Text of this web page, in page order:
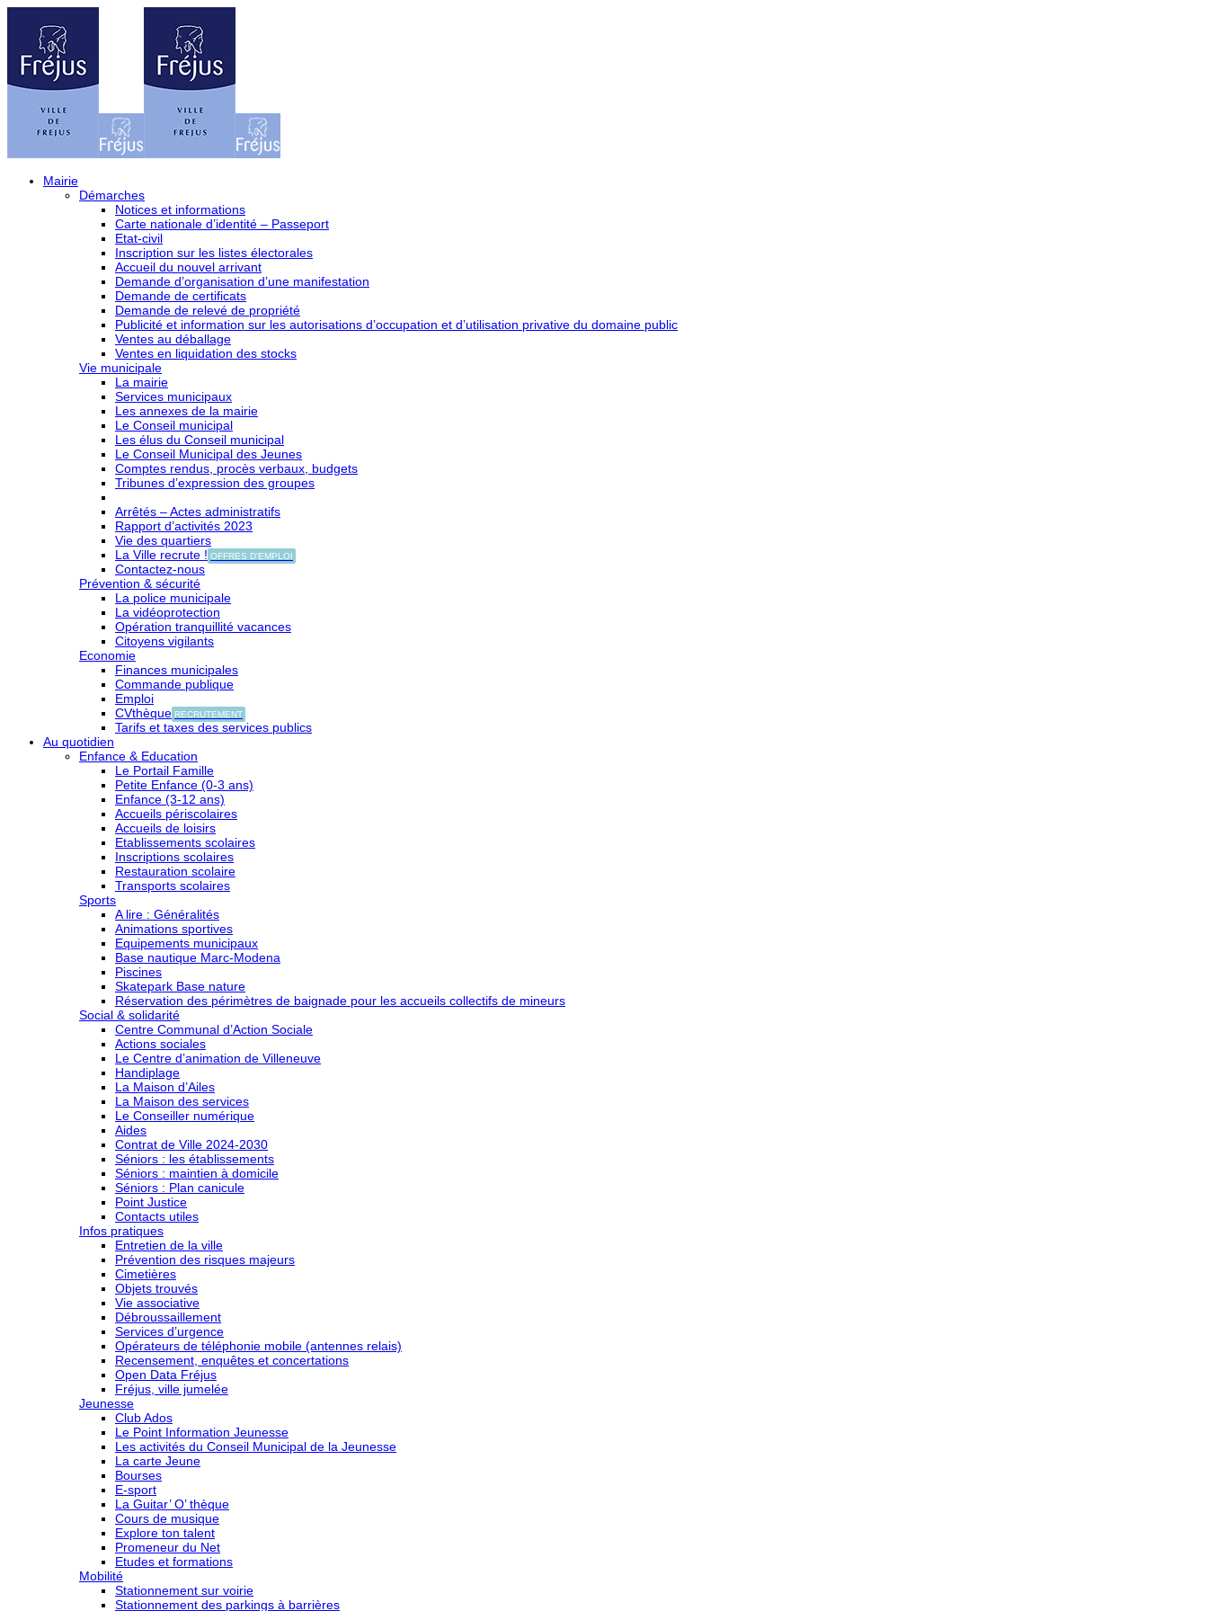
Mairie
Démarches
Notices et informations
Carte nationale d’identité – Passeport
Etat-civil
Inscription sur les listes électorales
Accueil du nouvel arrivant
Demande d’organisation d’une manifestation
Demande de certificats
Demande de relevé de propriété
Publicité et information sur les autorisations d’occupation et d’utilisation privative du domaine public
Ventes au déballage
Ventes en liquidation des stocks
Vie municipale
La mairie
Services municipaux
Les annexes de la mairie
Le Conseil municipal
Les élus du Conseil municipal
Le Conseil Municipal des Jeunes
Comptes rendus, procès verbaux, budgets
Tribunes d’expression des groupes
Arrêtés – Actes administratifs
Rapport d’activités 2023
Vie des quartiers
La Ville recrute ! OFFRES D'EMPLOI
Contactez-nous
Prévention & sécurité
La police municipale
La vidéoprotection
Opération tranquillité vacances
Citoyens vigilants
Economie
Finances municipales
Commande publique
Emploi
CVthèque RECRUTEMENT
Tarifs et taxes des services publics
Au quotidien
Enfance & Education
Le Portail Famille
Petite Enfance (0-3 ans)
Enfance (3-12 ans)
Accueils périscolaires
Accueils de loisirs
Etablissements scolaires
Inscriptions scolaires
Restauration scolaire
Transports scolaires
Sports
A lire : Généralités
Animations sportives
Equipements municipaux
Base nautique Marc-Modena
Piscines
Skatepark Base nature
Réservation des périmètres de baignade pour les accueils collectifs de mineurs
Social & solidarité
Centre Communal d’Action Sociale
Actions sociales
Le Centre d’animation de Villeneuve
Handiplage
La Maison d’Ailes
La Maison des services
Le Conseiller numérique
Aides
Contrat de Ville 2024-2030
Séniors : les établissements
Séniors : maintien à domicile
Séniors : Plan canicule
Point Justice
Contacts utiles
Infos pratiques
Entretien de la ville
Prévention des risques majeurs
Cimetières
Objets trouvés
Vie associative
Débroussaillement
Services d’urgence
Opérateurs de téléphonie mobile (antennes relais)
Recensement, enquêtes et concertations
Open Data Fréjus
Fréjus, ville jumelée
Jeunesse
Club Ados
Le Point Information Jeunesse
Les activités du Conseil Municipal de la Jeunesse
La carte Jeune
Bourses
E-sport
La Guitar’ O’ thèque
Cours de musique
Explore ton talent
Promeneur du Net
Etudes et formations
Mobilité
Stationnement sur voirie
Stationnement des parkings à barrières